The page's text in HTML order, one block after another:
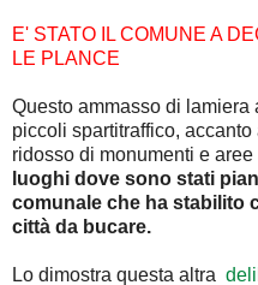
E' STATO IL COMUNE A
LE PLANCE
Questo ammasso di lamiera
piccoli spartitraffico,
ridosso di monumenti e
luoghi dove sono stati
comunale che ha stabilito
città da bucare.
Lo dimostra questa altra